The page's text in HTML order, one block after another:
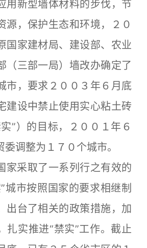
用新型墙体材料的步伐，节
源，保护生态和环境，２０
国家建材局、建设部、农业
（三部一局）墙改办确定了
市，要求２００３年６月底
建设中禁止使用实心粘土砖
实”）的目标，２００１年６
调整为１７０个城市。
采取了一系列行之有效的
城市按照国家的要求相继制
出台了相关的政策措施，加
扎实推进“禁实”工作。截止